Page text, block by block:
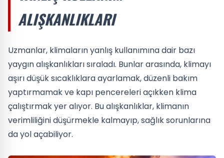
ALIŞKANLIKLARI
Uzmanlar, klimaların yanlış kullanımına dair bazı
yaygın alışkanlıkları sıraladı. Bunlar arasında, klimayı
aşırı düşük sıcaklıklara ayarlamak, düzenli bakım
yaptırmamak ve kapı pencereleri açıkken klima
çalıştırmak yer alıyor. Bu alışkanlıklar, klimanın
verimliliğini düşürmekle kalmayıp, sağlık sorunlarına
da yol açabiliyor.